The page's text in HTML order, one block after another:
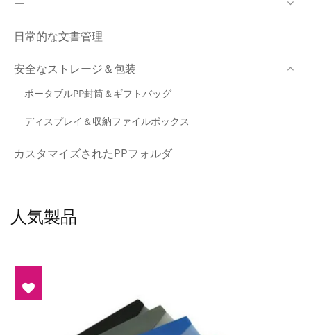
ー
日常的な文書管理
安全なストレージ＆包装
ポータブルPP封筒＆ギフトバッグ
ディスプレイ＆収納ファイルボックス
カスタマイズされたPPフォルダ
人気製品